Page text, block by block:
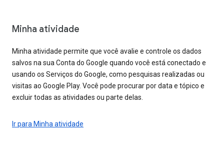
Minha atividade
Minha atividade permite que você avalie e controle os dados
salvos na sua Conta do Google quando você está conectado e
usando os Serviços do Google, como pesquisas realizadas ou
visitas ao Google Play. Você pode procurar por data e tópico e
excluir todas as atividades ou parte delas.
Ir para Minha atividade